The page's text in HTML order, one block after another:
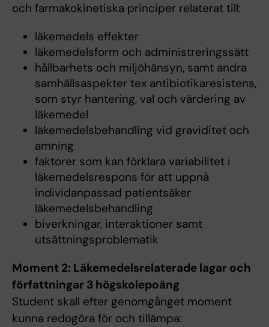
och farmakokinetiska principer relaterat till:
läkemedels effekter
läkemedelsform och administreringssätt
hållbarhets och miljöhänsyn, samt andra
samhällsaspekter tex antibiotikaresistens,
som styr hantering, val och värdering av
läkemedel
läkemedelsbehandling vid graviditet och
amning
faktorer som kan förklara variabilitet i
läkemedelsrespons för att uppnå
individanpassad patientsäker
läkemedelsbehandling
biverkningar, interaktioner samt
utsättningsproblematik
Moment 2: Läkemedelsrelaterade lagar och
författningar 3 högskolepoäng
Student skall efter genomgånget moment
kunna redogöra för och tillämpa: